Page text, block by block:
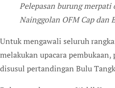
Pelepasan burung merpati
Nainggolan OFM Cap dan
Untuk mengawali seluruh
melakukan upacara
disusul pertandingan Bulu